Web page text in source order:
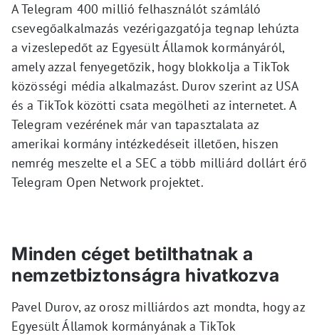
A Telegram 400 millió felhasználót számláló
csevegőalkalmazás vezérigazgatója tegnap lehúzta
a vizeslepedőt az Egyesült Államok kormányáról,
amely azzal fenyegetőzik, hogy blokkolja a TikTok
közösségi média alkalmazást. Durov szerint az USA
és a TikTok közötti csata megölheti az internetet. A
Telegram vezérének már van tapasztalata az
amerikai kormány intézkedéseit illetően, hiszen
nemrég meszelte el a SEC a több milliárd dollárt érő
Telegram Open Network projektet.
Minden céget betilthatnak a
nemzetbiztonságra hivatkozva
Pavel Durov, az orosz milliárdos azt mondta, hogy az
Egyesült Államok kormányának a TikTok